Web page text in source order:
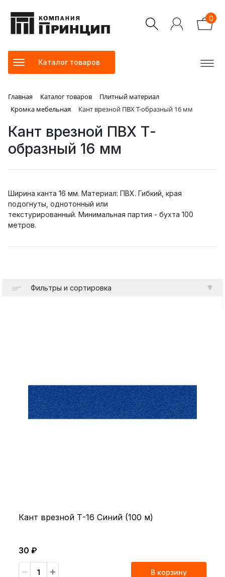
0
Каталог товаров
Главная Каталог товаров
Плитный материал
Кромка мебельная
Кант врезной ПВХ Т-образный 16 мм
Кант врезной ПВХ Т-
образный 16 мм
Ширина канта 16 мм. Материал: ПВХ. Гибкий, края
подогнуты, однотонный или
текстурированный. Минимальная партия - бухта 100
метров.
Фильтры и сортировка
Кант врезной Т-16 Синий (100 м)
30 ₽
В корзину